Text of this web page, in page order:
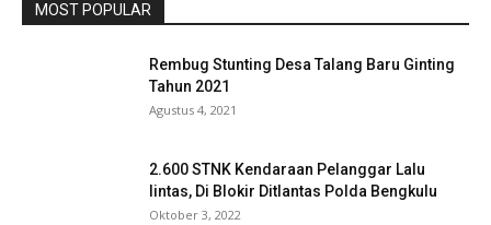
MOST POPULAR
Rembug Stunting Desa Talang Baru Ginting
Tahun 2021
Agustus 4, 2021
2.600 STNK Kendaraan Pelanggar Lalu
lintas, Di Blokir Ditlantas Polda Bengkulu
Oktober 3, 2022